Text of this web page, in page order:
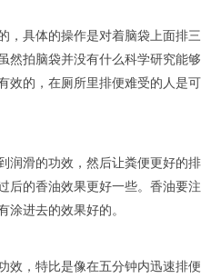
，具体的操作是对着脑袋上面排三
然拍脑袋并没有什么科学研究能够
效的，在厕所里排便难受的人是可
润滑的功效，然后让粪便更好的排
后的香油效果更好一些。香油要注
涂进去的效果好的。
效，特比是像在五分钟内迅速排便